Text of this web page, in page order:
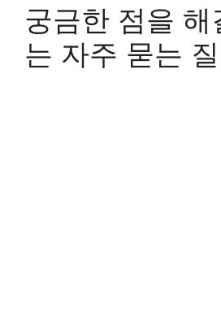
궁금한 점을 해
는 자주 묻는